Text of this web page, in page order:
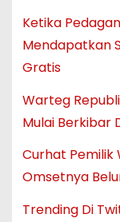
Ketika
Mendapatkan
Gratis
Warteg
Mulai Berkibar
Curhat Pemilik
Omsetnya
Trending Di